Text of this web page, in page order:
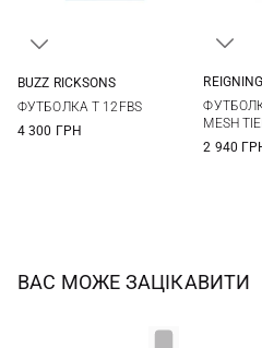
BUZZ RICKSONS
ФУТБОЛКА T 12FBS
4 300 ГРН
MESH
2 940
ВАС МОЖЕ ЗАЦІКАВИТИ